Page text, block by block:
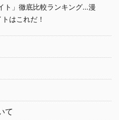
ト」徹底比較ランキング…漫
はこれだ！
て